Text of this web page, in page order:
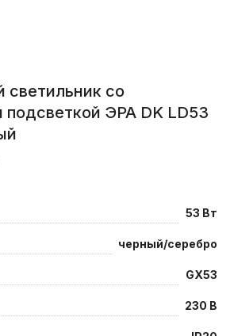
светильник со
подсветкой ЭРА DK LD53
53 Вт
черный/серебро
GX53
230 В